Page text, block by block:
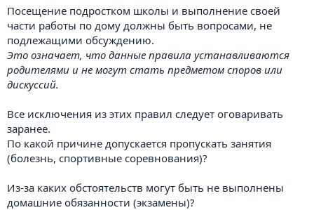
Посещение подростком школы и выполнение своей
части работы по дому должны быть вопросами, не
подлежащими обсуждению.
Это означает, что данные правила устанавливаются
родителями и не могут стать предметом споров или
дискуссий.
Все исключения из этих правил следует оговаривать
заранее.
По какой причине допускается пропускать занятия
(болезнь, спортивные соревнования)?
Из-за каких обстоятельств могут быть не выполнены
домашние обязанности (экзамены)?